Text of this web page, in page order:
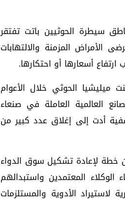
سيطرة الحوثيين باتت تفتقر
الأمراض المزمنة والالتهابات
أسعارها أو احتكارها.
ميليشيا الحوثي خلال الأعوام
العالمية العاملة في صنعاء
أدت إلى إغلاق عدد كبير من
خطة لإعادة تشكيل سوق الدواء
الوكلاء المعتمدين واستبدالهم
الأدوية والمستلزمات